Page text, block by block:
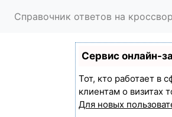
Справочник ответов на
Сервис онлайн-
Тот, кто работает в
клиентам о
Для новых